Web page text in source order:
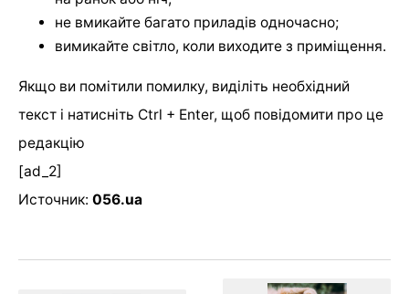
не вмикайте багато приладів одночасно;
вимикайте світло, коли виходите з приміщення.
Якщо ви помітили помилку, виділіть необхідний
текст і натисніть Ctrl + Enter, щоб повідомити про це
редакцію
[ad_2]
Источник: 056.ua